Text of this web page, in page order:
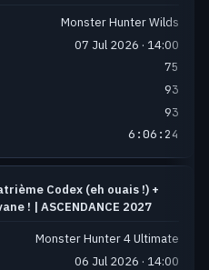
Monster Hunter Wilds
07 Jul 2026 · 14:00
75
93
93
6:06:24
Codex (eh ouais !) +
! | ASCENDANCE 2027
Monster Hunter 4 Ultimate
06 Jul 2026 · 14:00